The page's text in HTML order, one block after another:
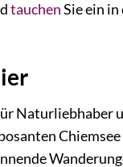
tauchenSie ein